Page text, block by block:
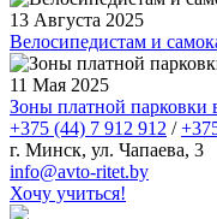
13 Августа 2025
Велосипедистам и
11 Мая 2025
Зоны платной парковки
+375 (44) 7 912 912 /
г. Минск, ул. Чапаева, 3
infо@avtо-ritеt.by
Хочу учиться!